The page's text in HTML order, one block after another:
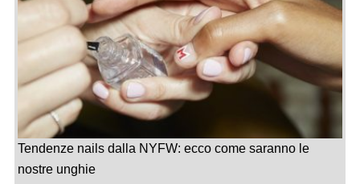
Tendenze nails dalla NYFW: ecco come saranno le
nostre unghie